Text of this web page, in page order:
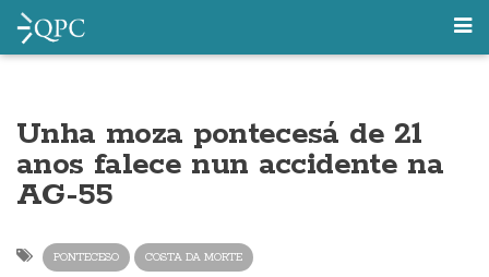
Unha moza pontecesá de 21
anos falece nun accidente na
AG-55
PONTECESO COSTA DA MORTE